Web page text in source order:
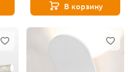
В корзину